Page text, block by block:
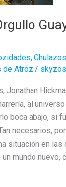
, Chulazos
de Atroz / skyzos
Jonathan
al
boca abajo, si
necesarios,
situación en las
un mundo nuevo,